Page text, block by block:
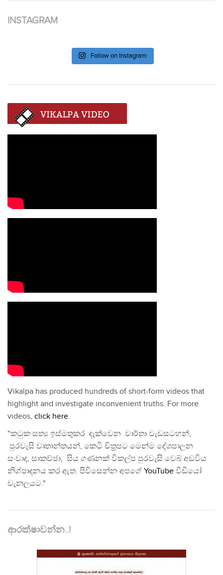
INSTAGRAM
Follow on Instagram
Vikalpa has produced hundreds of short-form videos that
highlight and investigate inconvenient truths. For more
videos, click here.
"කටුක සත්‍ය ඉස්මතුකර දැක්වෙන වාර්තා වැඩසටහන්,
පුරවැසි වෘතාන්තයන්, කෙටි චිත්‍රපට මෙන්ම දේශපාලන
සංවාද, සාකච්ඡා, සිය ගණනක් විකල්ප පුරවැසි වෙබ් අඩවිය
නිශ්පාදනය කර ඇත. පිවිසෙන්න අපගේ YouTube වීඩියෝ
චැනලයට."
ආරක්ෂාවන්න..!